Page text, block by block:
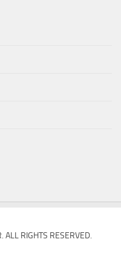
ALL RIGHTS RESERVED.